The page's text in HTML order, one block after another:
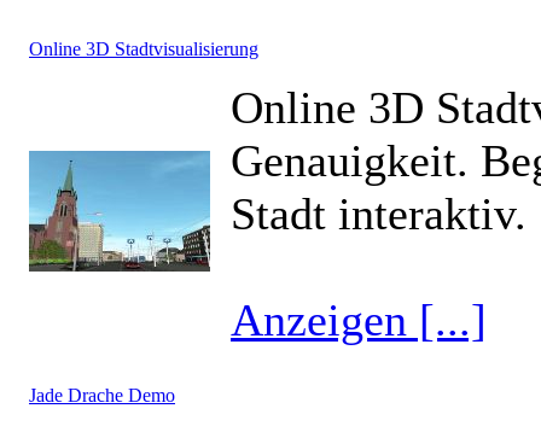
Online 3D Stadtvisualisierung
Online 3D
Genauigkeit.
Stadt interaktiv.
Anzeigen [...]
Jade Drache Demo